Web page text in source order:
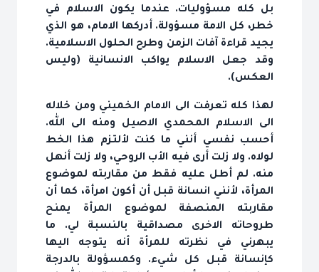
بل كله مسؤوليات. عندما يكون الاسلام في
خطر، كل الامة مسؤولة. أدركها الامام، هو الذي
يجيد قراءة آفات الزمن وطرح الحلول الاسلامية.
وقد جعل الاسلام يواكب الانسانية (وليس
العكس).
لهذا كله تعرفت الى الامام الخميني ومن خلاله
الى الاسلام المحمدي الاصيل ومنه الى الله.
أحسب نفسي أنني ما كنت لألتزم هذا الخط
لولاه. ولا زلت أرى فيه الأب الروحي، ولا زلت أنهل
منه. لم أطل عليه فقط من مقاربته لموضوع
المرأة، لأنني انسانة قبل أن أكون امرأة، كما أن
مقاربته المنصفة لموضوع المرأة يمنح
طروحاته الاخرى مصداقية بالنسبة لي. ما
يبهرني في نظرته للمرأة أنه يتوجه اليها
كإنسانة قبل كل شيء. وكمسؤولة بالدرجة